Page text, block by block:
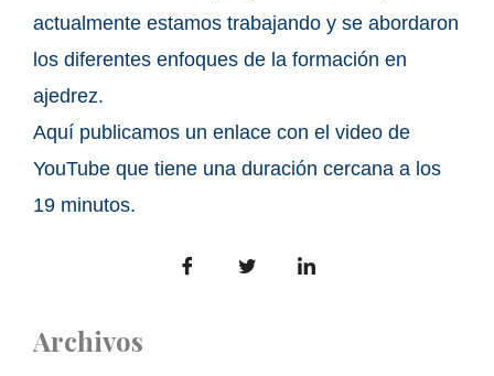
actualmente estamos trabajando y se abordaron
los diferentes enfoques de la formación en
ajedrez.
Aquí publicamos un enlace con el video de
YouTube que tiene una duración cercana a los
19 minutos.
Archivos